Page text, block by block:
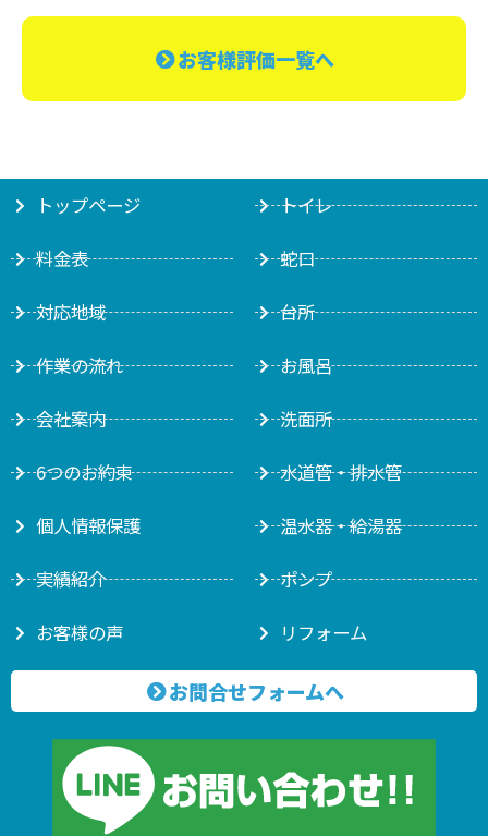
お客様評価一覧へ
トップページ
料金表
対応地域
作業の流れ
会社案内
6つのお約束
個人情報保護
実績紹介
お客様の声
トイレ
蛇口
台所
お風呂
洗面所
水道管・排水管
温水器・給湯器
ポンプ
リフォーム
お問合せフォームへ